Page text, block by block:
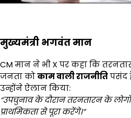
मुख्यमंत्री भगवंत मान
CM मान ने भी X पर कहा कि
जनता कोकाम वाली राजनीतिपसंद
उन्होंने ऐलान किया:
“उपचुनाव के दौरान तरनतारन के
प्राथमिकता से पूरा करेंगे।”